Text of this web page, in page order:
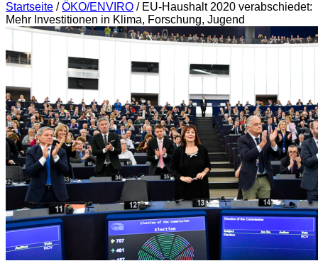
Startseite / ÖKO/ENVIRO / EU-Haushalt 2020 verabschiedet:
Mehr Investitionen in Klima, Forschung, Jugend